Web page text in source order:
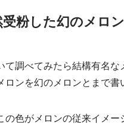
粉した幻のメロン
調べてみたら結構有名
ンを幻のメロンとまで書
色がメロンの従来イメ